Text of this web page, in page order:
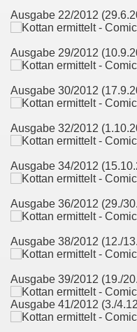
Ausgabe 22/2012
Ausgabe 29/2012
Ausgabe 30/2012
Ausgabe 32/2012
Ausgabe 34/2012
Ausgabe 36/2012 (29./
Ausgabe 38/2012 (12./
Ausgabe 39/2012 (19./
Ausgabe 41/2012 (3./